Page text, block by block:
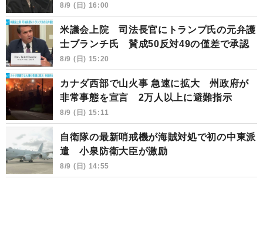
8/9 (日) 16:00
米議会上院 司法長官にトランプ氏の元弁護
士ブランチ氏 賛成50反対49の僅差で承認
8/9 (日) 15:20
カナダ西部で山火事 急速に拡大 州政府が
非常事態を宣言 2万人以上に避難指示
8/9 (日) 15:11
自衛隊の最新哨戒機が海賊対処で初の中東派
遣 小泉防衛大臣が激励
8/9 (日) 14:55